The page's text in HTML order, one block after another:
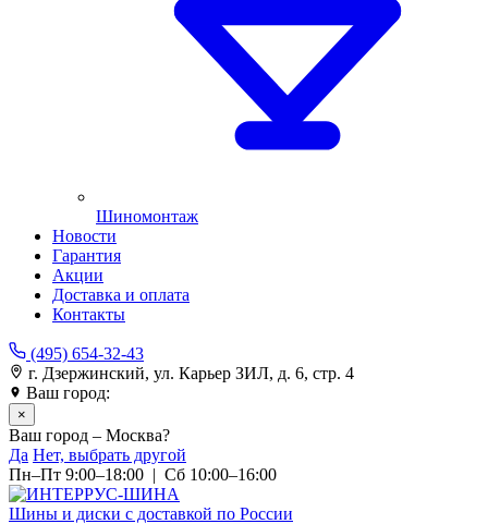
Шиномонтаж
Новости
Гарантия
Акции
Доставка и оплата
Контакты
(495) 654-32-43
г. Дзержинский, ул. Карьер ЗИЛ, д. 6, стр. 4
Ваш город:
×
Ваш город – Москва?
Да Нет, выбрать другой
Пн–Пт 9:00–18:00 | Сб 10:00–16:00
Шины и диски с доставкой по России